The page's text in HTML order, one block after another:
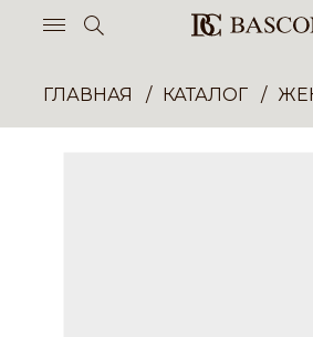
ГЛАВНАЯ КАТАЛОГ